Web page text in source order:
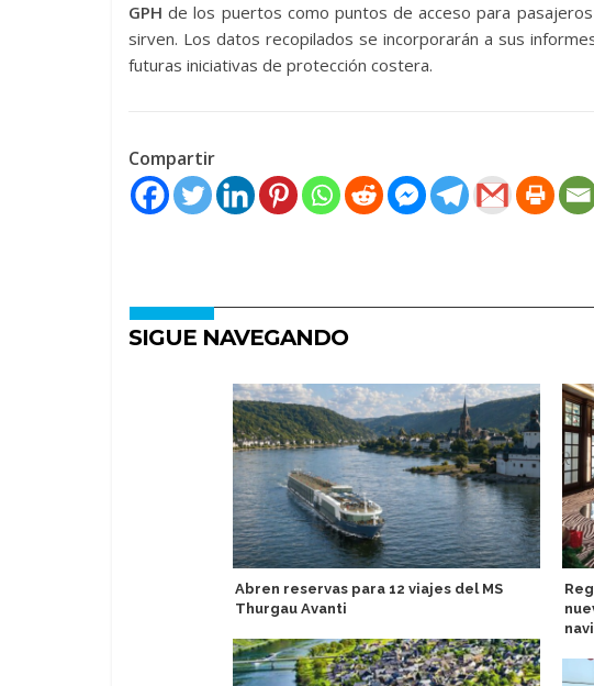
GPH de los puertos como puntos de acceso para
sirven. Los datos recopilados se incorporarán a sus
futuras iniciativas de protección costera.
Compartir
SIGUE NAVEGANDO
Abren reservas para 12 viajes del MS
Thurgau Avanti